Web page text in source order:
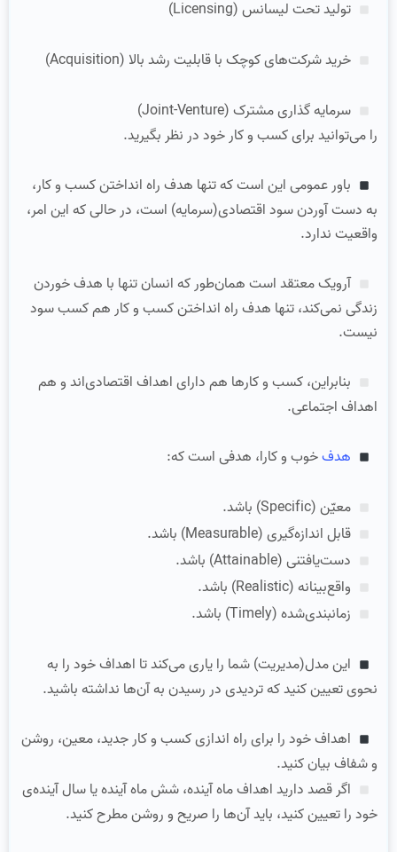
تولید تحت لیسانس (Licensing)
خرید شرکت‌های کوچک با قابلیت رشد بالا (Acquisition)
سرمایه گذاری مشترک (Joint-Venture)
را می‌توانید برای کسب و کار خود در نظر بگیرید.
باور عمومی اين است که تنها هدف راه انداختن کسب و کار،
به دست آوردن سود اقتصادی(سرمایه) است، در حالی که اين امر،
واقعيت ندارد.
آرويک معتقد است همان‌طور که انسان تنها با هدف خوردن
زندگی نمی‌کند، تنها هدف راه انداختن کسب و کار هم کسب سود
نيست.
بنابراين، کسب و کارها هم دارای اهداف اقتصادی‌اند و هم
اهداف اجتماعی‌.
هدفخوب و کارا، هدفی است که:
معیّن (Specific) باشد.
قابل اندازه‌گیری (Measurable) باشد.
دست‌یافتنی (Attainable) باشد.
واقع‌بینانه (Realistic) باشد.
زمانبندی‌شده (Timely) باشد.
این مدل(مدیریت) شما را یاری می‌کند تا اهداف خود را به
نحوی تعیین کنید که تردیدی در رسیدن به آن‌ها نداشته باشید.
اهداف خود را برای راه اندازی کسب و کار جدید، معین، روشن
و شفاف بیان کنید.
اگر قصد دارید اهداف ماه آینده، شش ماه آینده یا سال آینده‌ی
خود را تعیین کنید، باید آن‌ها را صریح و روشن مطرح کنید.